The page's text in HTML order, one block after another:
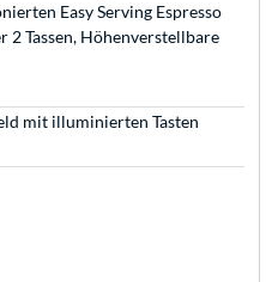
Easy Serving Espresso
2 Tassen, Höhenverstellbare
mit illuminierten Tasten